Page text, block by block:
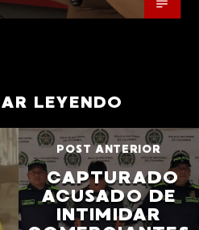
LEYENDO
POST ANTERIOR
CAPTURADO
ACUSADO DE
INTIMIDAR